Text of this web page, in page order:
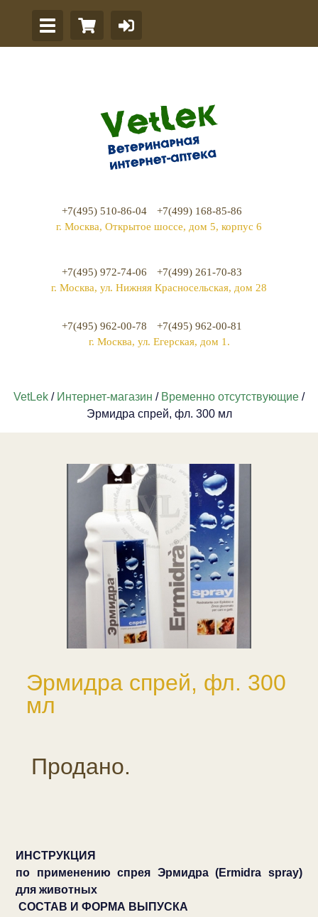
+7(495) 510-86-04
+7(499) 168-85-86
г. Москва, Открытое шоссе, дом 5, корпус 6
+7(495) 972-74-06
+7(499) 261-70-83
г. Москва, ул. Нижняя Красносельская, дом 28
+7(495) 962-00-78
+7(495) 962-00-81
г. Москва, ул. Егерская, дом 1.
VetLek / Интернет-магазин / Временно отсутствующие /
Эрмидра спрей, фл. 300 мл
Эрмидра спрей, фл. 300
мл
Продано.
ИНСТРУКЦИЯ
по применению спрея Эрмидра (Ermidra spray)
для животных
СОСТАВ И ФОРМА ВЫПУСКА